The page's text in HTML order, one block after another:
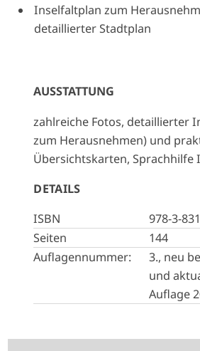
Inselfaltplan zum
detaillierter Stadtplan
AUSSTATTUNG
zahlreiche Fotos, detaillierter
zum Herausnehmen) und
Übersichtskarten, Sprachhilfe
DETAILS
ISBN
978-3-
Seiten
144
Auflagennummer:
3., neu
und
Auflage